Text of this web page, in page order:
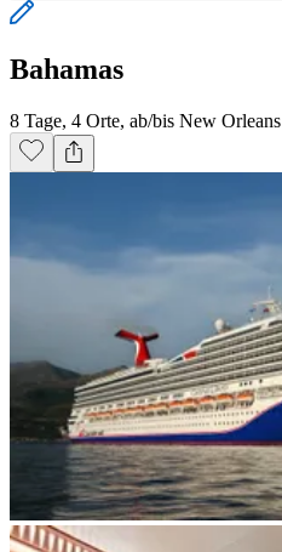
Bahamas
8 Tage, 4 Orte, ab/bis New Orleans